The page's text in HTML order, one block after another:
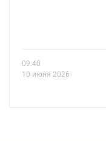
09.40
10 июня 2026